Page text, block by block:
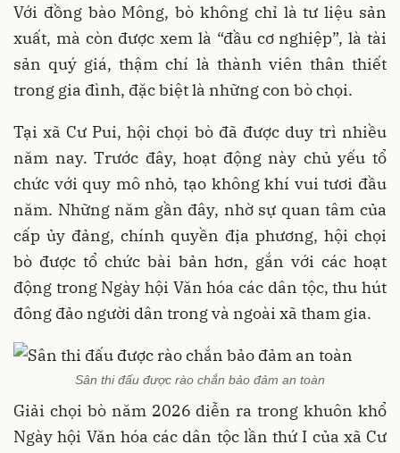
Với đồng bào Mông, bò không chỉ là tư liệu sản
xuất, mà còn được xem là “đầu cơ nghiệp”, là tài
sản quý giá, thậm chí là thành viên thân thiết
trong gia đình, đặc biệt là những con bò chọi.
Tại xã Cư Pui, hội chọi bò đã được duy trì nhiều
năm nay. Trước đây, hoạt động này chủ yếu tổ
chức với quy mô nhỏ, tạo không khí vui tươi đầu
năm. Những năm gần đây, nhờ sự quan tâm của
cấp ủy đảng, chính quyền địa phương, hội chọi
bò được tổ chức bài bản hơn, gắn với các hoạt
động trong Ngày hội Văn hóa các dân tộc, thu hút
đông đảo người dân trong và ngoài xã tham gia.
Sân thi đấu được rào chắn bảo đảm an toàn
Giải chọi bò năm 2026 diễn ra trong khuôn khổ
Ngày hội Văn hóa các dân tộc lần thứ I của xã Cư